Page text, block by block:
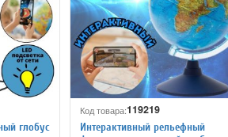
глобус
Код товара:119219
Интерактивный рельефный